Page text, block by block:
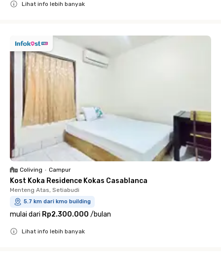
Lihat info lebih banyak
Coliving • Campur
Kost Koka Residence Kokas Casablanca
Menteng Atas, Setiabudi
5.7 km dari kmo building
mulai dari Rp2.300.000 /bulan
Lihat info lebih banyak